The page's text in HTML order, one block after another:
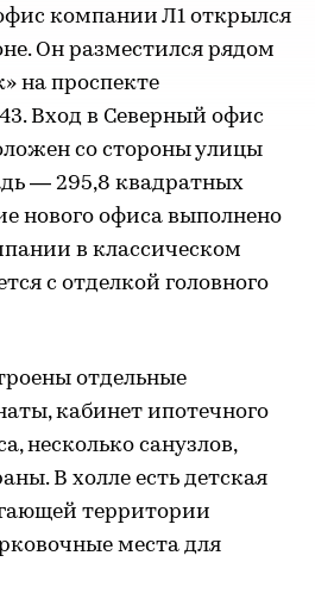
компании Л1 открылся
Он разместился рядом
на проспекте
Вход в Северный офис
со стороны улицы
— 295,8 квадратных
нового офиса выполнено
в классическом
с отделкой головного
отдельные
кабинет ипотечного
несколько санузлов,
В холле есть детская
территории
места для